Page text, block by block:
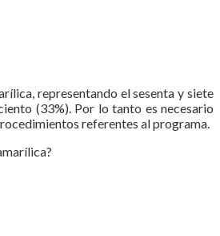
representando el sesenta y siete
(33%). Por lo tanto es necesario
referentes al programa.